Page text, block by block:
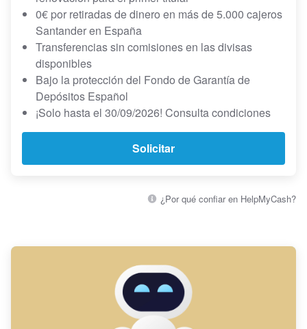
0€ por retiradas de dinero en más de 5.000 cajeros
Santander en España
Transferencias sin comisiones en las divisas
disponibles
Bajo la protección del Fondo de Garantía de
Depósitos Español
¡Solo hasta el 30/09/2026! Consulta condiciones
Solicitar
¿Por qué confiar en HelpMyCash?